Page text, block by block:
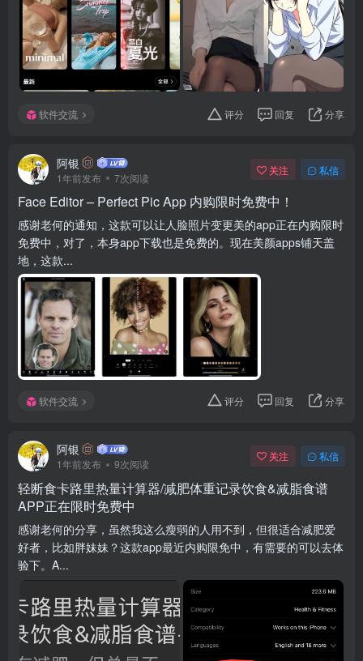
软件交流 评分 回复 分享
阿银
1年前发布 7次阅读
关注 私信
Face Editor – Perfect Pic App 内购限时免费中！
感谢老何的通知，这款可以让人脸照片变更美的app正在内购限时
免费中，对了，本身app下载也是免费的。现在美颜apps铺天盖
地，这款...
软件交流 评分 回复 分享
阿银
1年前发布 9次阅读
关注 私信
轻断食卡路里热量计算器/减肥体重记录饮食&减脂食谱
APP正在限时免费中
感谢老何的分享，虽然我这么瘦弱的人用不到，但很适合减肥爱
好者，比如胖妹妹？这款app最近内购限免中，有需要的可以去体
验下。A...